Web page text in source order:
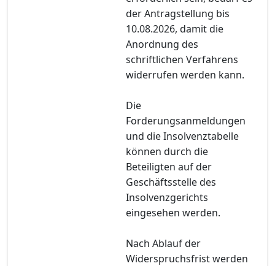
der Antragstellung bis
10.08.2026, damit die
Anordnung des
schriftlichen Verfahrens
widerrufen werden kann.
Die
Forderungsanmeldungen
und die Insolvenztabelle
können durch die
Beteiligten auf der
Geschäftsstelle des
Insolvenzgerichts
eingesehen werden.
Nach Ablauf der
Widerspruchsfrist werden